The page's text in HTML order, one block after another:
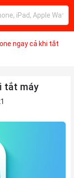
ngay cả khi tắt
tắt máy